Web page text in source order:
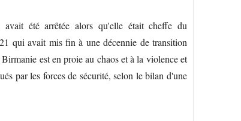
été arrêtée alors qu'elle était cheffe du
qui avait mis fin à une décennie de transition
est en proie au chaos et à la violence et
par les forces de sécurité, selon le bilan d'une